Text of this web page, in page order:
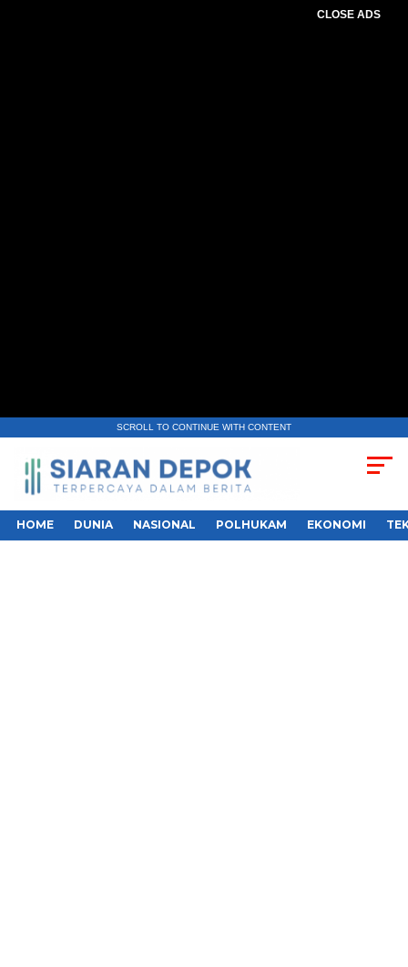
CLOSE ADS
SCROLL TO CONTINUE WITH CONTENT
HOME DUNIA NASIONAL POLHUKAM EKONOMI